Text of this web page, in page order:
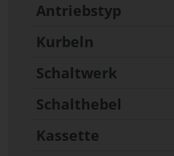
Antriebstyp
Kurbeln
Schaltwerk
Schalthebel
Kassette